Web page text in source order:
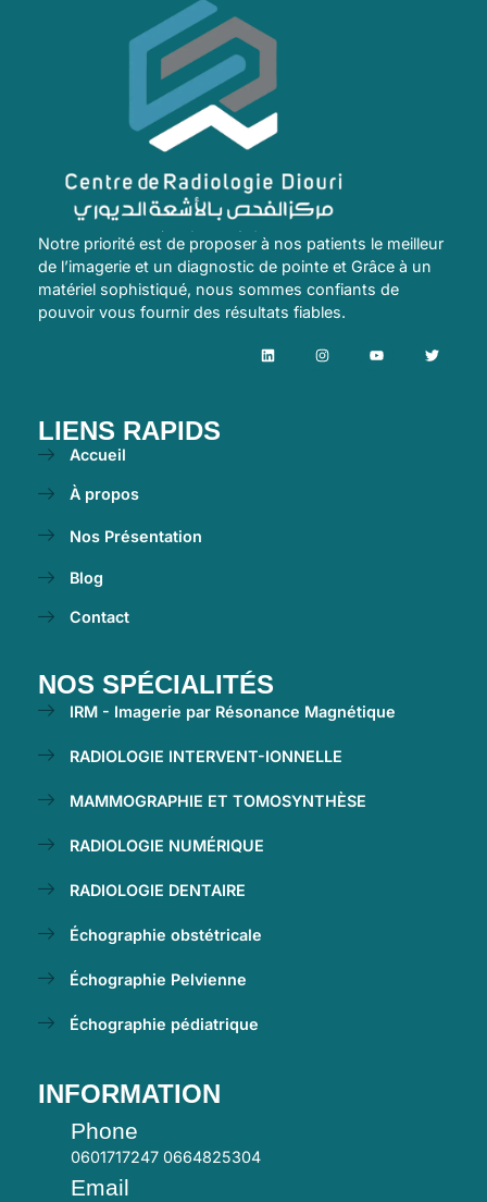
Notre priorité est de proposer à nos patients le meilleur
de l’imagerie et un diagnostic de pointe et Grâce à un
matériel sophistiqué, nous sommes confiants de
pouvoir vous fournir des résultats fiables.
LIENS RAPIDS
Accueil
À propos
Nos Présentation
Blog
Contact
NOS SPÉCIALITÉS
IRM - Imagerie par Résonance Magnétique
RADIOLOGIE INTERVENT-IONNELLE
MAMMOGRAPHIE ET TOMOSYNTHÈSE
RADIOLOGIE NUMÉRIQUE
RADIOLOGIE DENTAIRE
Échographie obstétricale
Échographie Pelvienne
Échographie pédiatrique
INFORMATION
Phone
0601717247 0664825304
Email